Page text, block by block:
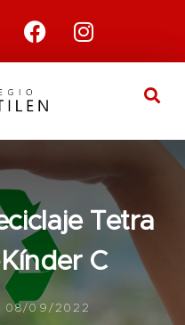
Tetra
C
08/09/2022